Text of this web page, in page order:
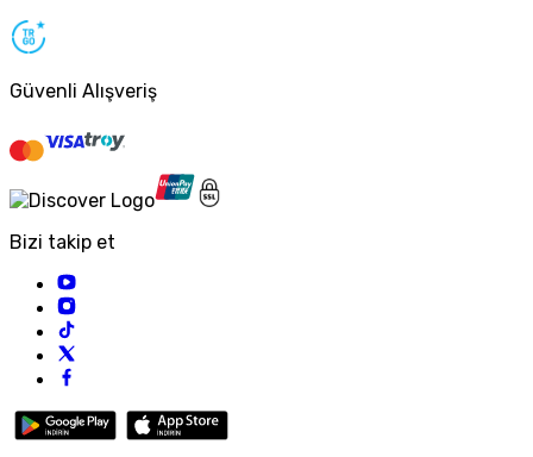
Güvenli Alışveriş
Bizi takip et